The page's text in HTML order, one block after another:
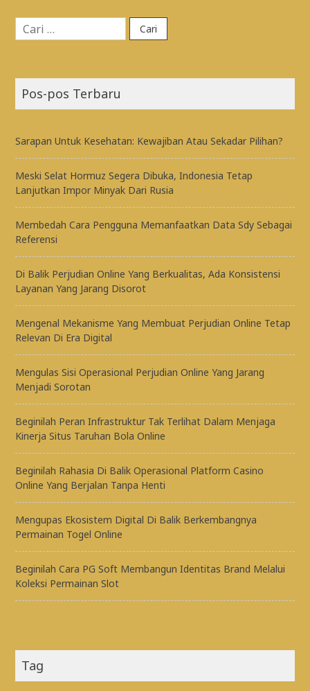
Cari
untuk:
Pos-pos Terbaru
Sarapan Untuk Kesehatan: Kewajiban Atau Sekadar Pilihan?
Meski Selat Hormuz Segera Dibuka, Indonesia Tetap
Lanjutkan Impor Minyak Dari Rusia
Membedah Cara Pengguna Memanfaatkan Data Sdy Sebagai
Referensi
Di Balik Perjudian Online Yang Berkualitas, Ada Konsistensi
Layanan Yang Jarang Disorot
Mengenal Mekanisme Yang Membuat Perjudian Online Tetap
Relevan Di Era Digital
Mengulas Sisi Operasional Perjudian Online Yang Jarang
Menjadi Sorotan
Beginilah Peran Infrastruktur Tak Terlihat Dalam Menjaga
Kinerja Situs Taruhan Bola Online
Beginilah Rahasia Di Balik Operasional Platform Casino
Online Yang Berjalan Tanpa Henti
Mengupas Ekosistem Digital Di Balik Berkembangnya
Permainan Togel Online
Beginilah Cara PG Soft Membangun Identitas Brand Melalui
Koleksi Permainan Slot
Tag